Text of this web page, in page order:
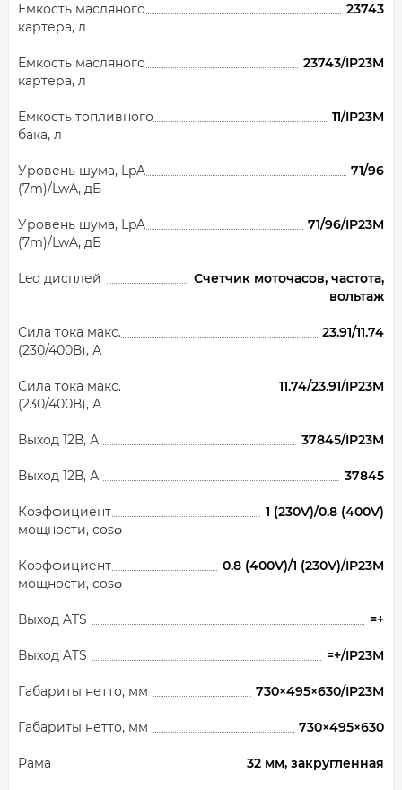
Емкость масляного
картера, л
23743
Емкость масляного
картера, л
23743/IP23M
Емкость топливного
бака, л
11/IP23M
Уровень шума, LpA
(7m)/LwA, дБ
71/96
Уровень шума, LpA
(7m)/LwA, дБ
71/96/IP23M
Led дисплей
Счетчик моточасов, частота,
вольтаж
Сила тока макс.
(230/400В), А
23.91/11.74
Сила тока макс.
(230/400В), А
11.74/23.91/IP23M
Выход 12В, А 37845/IP23M
Выход 12В, А 37845
Коэффициент
мощности, cosφ
1 (230V)/0.8 (400V)
Коэффициент
мощности, cosφ
0.8 (400V)/1 (230V)/IP23M
Выход ATS =+
Выход ATS =+/IP23M
Габариты нетто, мм 730×495×630/IP23M
Габариты нетто, мм 730×495×630
Рама 32 мм, закругленная